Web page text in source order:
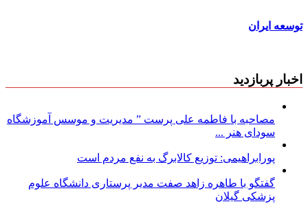
توسعه ایران
اخبار پربازدید
مصاحبه با فاطمه علی پرست ” مدیریت و موسس آموزشگاه
سودای هنر ...
پورابراهیمی: توزیع کالابرگ به نفع مردم است
گفتگو با طاهره زاهد صفت مدیر پرستاری دانشگاه علوم
پزشکی گیلان